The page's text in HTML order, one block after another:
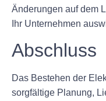
Änderungen auf dem
Ihr Unternehmen
Abschluss
Das Bestehen der
sorgfältige Planung,